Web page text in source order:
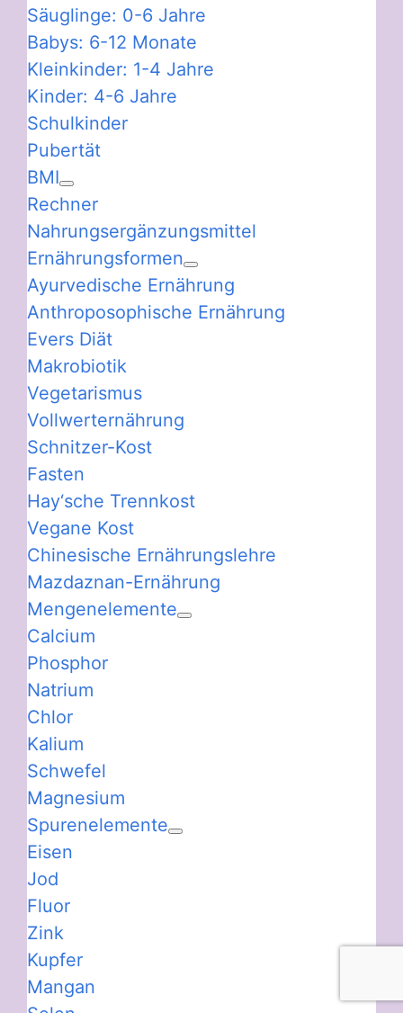
Säuglinge: 0-6 Jahre
Babys: 6-12 Monate
Kleinkinder: 1-4 Jahre
Kinder: 4-6 Jahre
Schulkinder
Pubertät
BMI
Rechner
Nahrungsergänzungsmittel
Ernährungsformen
Ayurvedische Ernährung
Anthroposophische Ernährung
Evers Diät
Makrobiotik
Vegetarismus
Vollwerternährung
Schnitzer-Kost
Fasten
Hay‘sche Trennkost
Vegane Kost
Chinesische Ernährungslehre
Mazdaznan-Ernährung
Mengenelemente
Calcium
Phosphor
Natrium
Chlor
Kalium
Schwefel
Magnesium
Spurenelemente
Eisen
Jod
Fluor
Zink
Kupfer
Mangan